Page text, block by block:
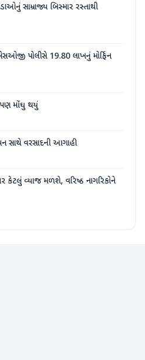
સામ્રાજ્ય બિસ્માર રસ્તાથી
પોલીસે 19.80 લાખનું મોર્ફિન
પણ મોંઘુ થયું
સાથે વરસાદની આગાહી
કેટલું વ્યાજ મળશે, વરિષ્ઠ નાગરિકોને